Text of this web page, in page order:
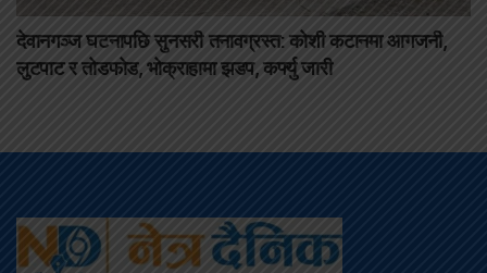
देवानगञ्ज घटनापछि सुनसरी तनावग्रस्त: कोशी कटानमा आगजनी,
लुटपाट र तोडफोड, भोक्राहामा झडप, कर्फ्यु जारी